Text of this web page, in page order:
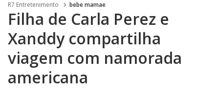
R7 Entretenimento bebe mamae
Filha de Carla Perez e
Xanddy compartilha
viagem com namorada
americana